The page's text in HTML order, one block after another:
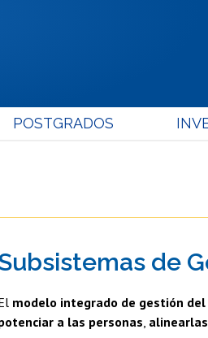
POSTGRADOS
de
modelo integrado de gestión
a las personas